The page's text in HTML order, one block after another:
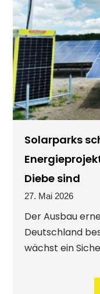
Solarparks
Diebe sind
27. Mai 2026
Der Ausbau
Deutschland
wächst ein